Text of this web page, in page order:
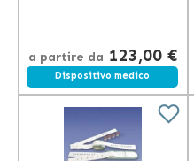
a partire da 123,00 €
Dispositivo medico